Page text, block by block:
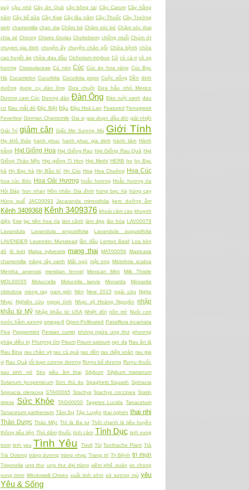
quỳ cậu nhỏ Cây ăn Quả cây bông tai Cây Carum Cây hằng
năm Cây kế sữa Cây Kiwi Cây lâu năm Cây Thuốc Cây Trường
sinh chamomilla chan dai Chăm bé Chăm sóc bé Chăm sóc thai
chia sẻ Chicory Chives Grolau Chokeberry chống muỗi Chùm ớt
chuyen gia dinh chuyện ấy chuyện chăn gối Chữa bệnh chữa
cao huyết áp chữa đau đầu Cichorium intybus Cỏ cỏ cà ri cỏ xạ
hương Crassulaceae Củ nén Cúc Cúc áo hoa vàng Cúc Bạc
Hà Cucamelon Cucurbita Cucurbita pepo Cuộc sống Dền dinh
dưỡng
dụng cụ đàn ông Dưa chuột
Dưa hấu nhỏ Mexico
Dương cam Cúc Dương đào Đàn Ông Đào ruột xanh đau
cơ Đau mắt đỏ Đặc Biệt Đậu Đậu Hoà Lan Featured Fenugreek
Feverfew German Chamomile Gia vị giai đoạn đầu đời giải nhiệt
Giải Trí giảm cân Giấc Mơ Sương Mù Giới Tính
Hạ khô thảo hanh phuc hanh phuc gia dinh hành tăm Hành
trắng
Hạt Giống Hoa Hạt Giống Rau Hạt Giống Rau Quả Hạt
Giống Thảo Mộc Hạt giống Tí Hon Hạt Methi HERB ho họ Bạc
hà Họ Bạc hà Họ Bầu bí Họ Cúc Hoa Hoa Chuông Hoa Cúc
hoa cúc Đức Hoa Oải Hương hoắc hương Hoắc hương tía
Hỏi Đáp
hon nhan Hôn nhân Gia đình húng bạc hà húng cay
Húng quế́
JAC00093 Jacaranda mimosifolia kem dưỡng ẩm
Kênh 3409368 Kênh 3409376 khoái cảm cao khuynh
diệp Kiwi lạc tiên hoa tía làm cảnh làm đẹp lão hóa LAV00079
Lavandula
Lavandula angustifolia
Lavandula augustifolia
LAVENDER Lavender Munstead lần đầu Lemon Basil
Loa kèn
đỏ
lở loét Malva sylvestris mang thai MAT00056
Matricaria
chamomilla măng tây xanh Mất ngủ mật ong
Melothria scabra
Mentha arvensis
meridian fennel Mexican Mint
Milk Thistle
MOL00055
Moluccella Molucella laevis Monarda
Monarda
citriodora móng tay nam giới Nén New 2015 ngải cứu
Nghe
Nhạc
Nghiên cứu ngoại tình Nhạc sỹ Hoàng Nguyên
nhập
khẩu từ Mỹ Nhập khẩu từ USA Nhiệt đới nôn trớ Nuôi con
nước hầm xương omega-6 Open-Pollinated
Passiflora incarnata
Pea Peppermint Persian cumin phòng ngừa ung thư phương
pháp điều trị Phượng tím Pisum Pisum sativum rạn da Rau ăn lá
Rau Bina rau chân vịt rau củ quả rau dền rau diếp xoăn rau gia
vị Rau Quả rối loạn cương dương Rượu bổ dương Rượu thuốc
sau sinh nở
Sex siêu âm thai Silybum
Silybum marianum
Solanum lycopersicum Sơn thù du Spaghetti Squash Spinacia
Spinacia oleracea STA00065 Stachys Stachys coccinea Statin
stress
Sức Khỏe TAG00050 Tagetes Lucida Tanacetum
Tanacetum parthenium Tâm Sự Tập Luyện thai nghén thai nhi
Thảo Dược Thảo Mộc Thì là Ba tư Thôi chanh lá tiêu huyền
thông tiểu tiện Thủ dâm thuốc tình cảm Tình Dục tinh vung
trom tinh yeu Tình Yêu Tivoli Tỏi Toothache Plant Trà
Trà Oolong tráng dương tràng nhạc Trang trí Trị Bệnh trị mụn
Trigonella ung thư ung thư đại tràng viêm phế quản vo chong
vung trom Windowsill Chives xuất tinh sớm xứ sương mù yêu
Yêu & Sống